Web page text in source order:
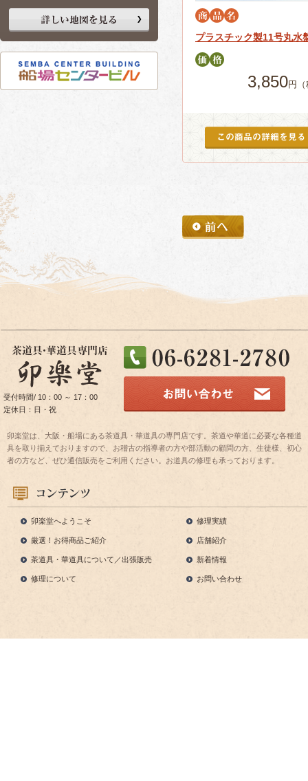
プラスチック製11号丸水
3,850円
受付時間/ 10：00 ～ 17：00
定休日：日・祝
卯楽堂は、大阪・船場にある茶道具・華道具の専門店です。茶道や華道に必要な各種道
具を取り揃えておりますので、お稽古の指導者の方や部活動の顧問の方、生徒様、初心
者の方など、ぜひ通信販売をご利用ください。お道具の修理も承っております。
卯楽堂へようこそ
厳選！お得商品ご紹介
茶道具・華道具について／出張販売
修理について
修理実績
店舗紹介
新着情報
お問い合わせ